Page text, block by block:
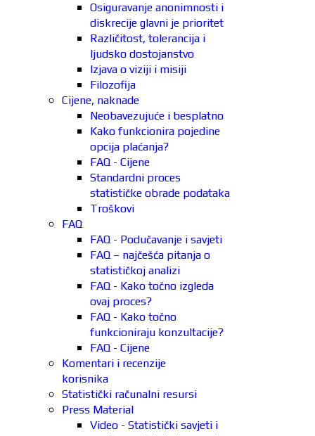
Osiguravanje anonimnosti i
diskrecije glavni je prioritet
Različitost, tolerancija i
ljudsko dostojanstvo
Izjava o viziji i misiji
Filozofija
Cijene, naknade
Neobavezujuće i besplatno
Kako funkcionira pojedine
opcija plaćanja?
FAQ - Cijene
Standardni proces
statističke obrade podataka
Troškovi
FAQ
FAQ - Podučavanje i savjeti
FAQ – najčešća pitanja o
statističkoj analizi
FAQ - Kako točno izgleda
ovaj proces?
FAQ - Kako točno
funkcioniraju konzultacije?
FAQ - Cijene
Komentari i recenzije
korisnika
Statistički računalni resursi
Press Material
Video - Statistički savjeti i